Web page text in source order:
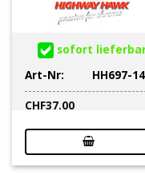
sofort
Art-Nr:
HH697-
CHF37.00